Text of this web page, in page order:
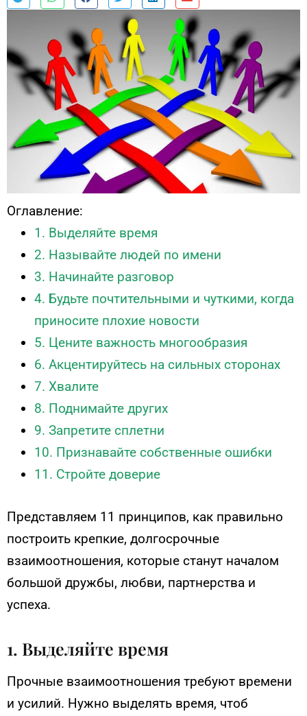
Оглавление:
1. Выделяйте время
2. Называйте людей по имени
3. Начинайте разговор
4. Будьте почтительными и чуткими, когда
приносите плохие новости
5. Цените важность многообразия
6. Акцентируйтесь на сильных сторонах
7. Хвалите
8. Поднимайте других
9. Запретите сплетни
10. Признавайте собственные ошибки
11. Стройте доверие
Представляем 11 принципов, как правильно
построить крепкие, долгосрочные
взаимоотношения, которые станут началом
большой дружбы, любви, партнерства и
успеха.
1. Выделяйте время
Прочные взаимоотношения требуют времени
и усилий. Нужно выделять время, чтоб